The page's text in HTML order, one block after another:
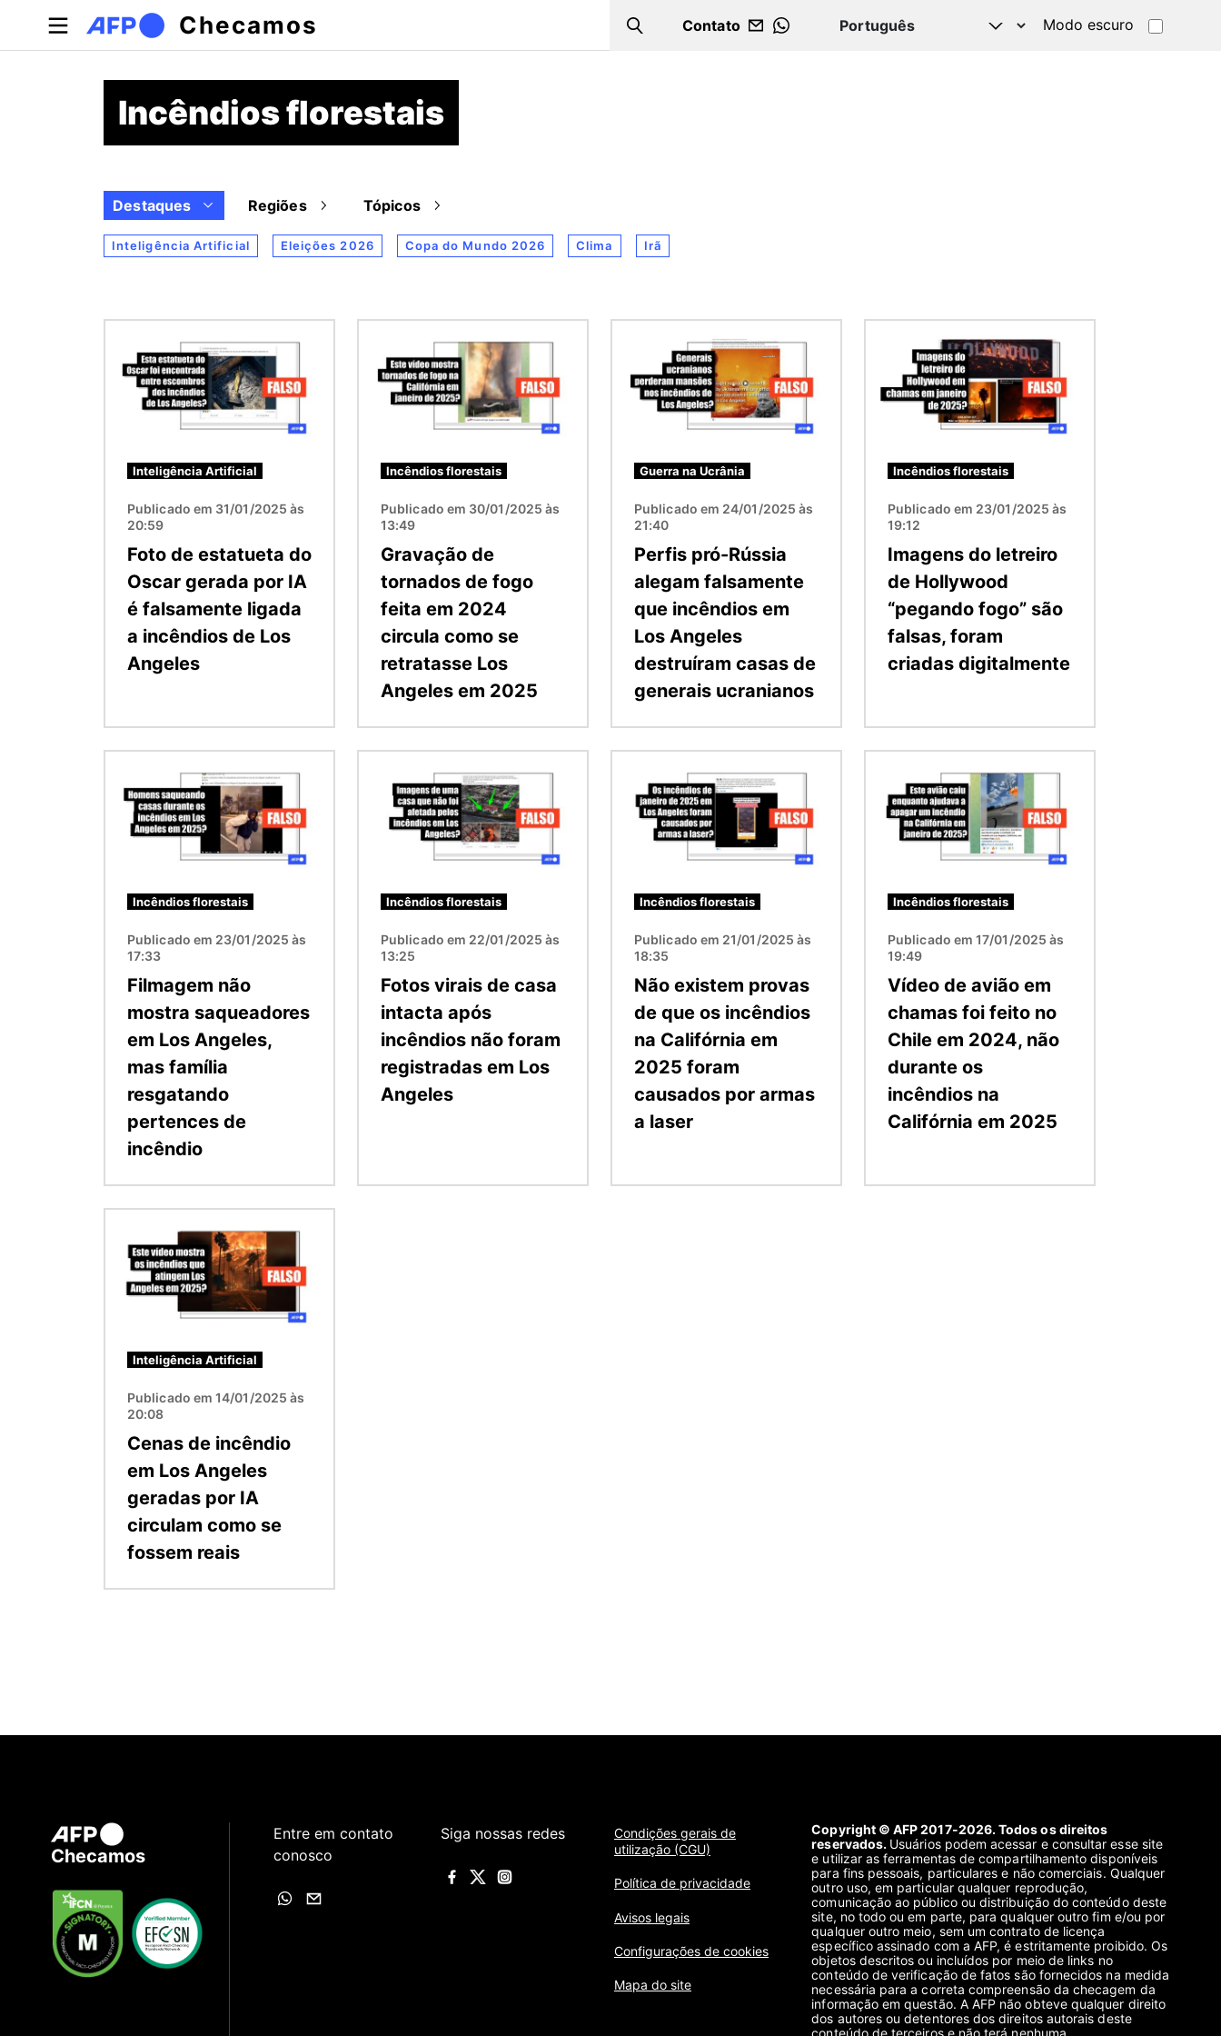
Pular para o conteúdo principal
Checamos Search
Contato
WHATSAPP
Modo escuro
Incêndios florestais
Destaques Regiões Tópicos
Inteligência Artificial Eleições 2026 Copa do Mundo 2026 Clima Irã
Inteligência Artificial
Publicado em 31/01/2025 às
20:59
Foto de estatueta do
Oscar gerada por IA
é falsamente ligada
a incêndios de Los
Angeles
Incêndios florestais
Publicado em 30/01/2025 às
13:49
Gravação de
tornados de fogo
feita em 2024
circula como se
retratasse Los
Angeles em 2025
Guerra na Ucrânia
Publicado em 24/01/2025 às
21:40
Perfis pró-Rússia
alegam falsamente
que incêndios em
Los Angeles
destruíram casas de
generais ucranianos
Incêndios florestais
Publicado em 23/01/2025 às
19:12
Imagens do letreiro
de Hollywood
“pegando fogo” são
falsas, foram
criadas digitalmente
Incêndios florestais
Publicado em 23/01/2025 às
17:33
Filmagem não
mostra saqueadores
em Los Angeles,
mas família
resgatando
pertences de
incêndio
Incêndios florestais
Publicado em 22/01/2025 às
13:25
Fotos virais de casa
intacta após
incêndios não foram
registradas em Los
Angeles
Incêndios florestais
Publicado em 21/01/2025 às
18:35
Não existem provas
de que os incêndios
na Califórnia em
2025 foram
causados por armas
a laser
Incêndios florestais
Publicado em 17/01/2025 às
19:49
Vídeo de avião em
chamas foi feito no
Chile em 2024, não
durante os
incêndios na
Califórnia em 2025
Inteligência Artificial
Publicado em 14/01/2025 às
20:08
Cenas de incêndio
em Los Angeles
geradas por IA
circulam como se
fossem reais
Checamos
Entre em contato
conosco
Siga nossas redes
Condições gerais de
utilização (CGU)
Política de privacidade
Avisos legais
Configurações de cookies
Mapa do site
Copyright © AFP 2017-2026. Todos os direitos
reservados. Usuários podem acessar e consultar esse site
e utilizar as ferramentas de compartilhamento disponíveis
para fins pessoais, particulares e não comerciais. Qualquer
outro uso, em particular qualquer reprodução,
comunicação ao público ou distribuição do conteúdo deste
site, no todo ou em parte, para qualquer outro fim e/ou por
qualquer outro meio, sem um contrato de licença
específico assinado com a AFP, é estritamente proibido. Os
objetos descritos ou incluídos por meio de links no
conteúdo de verificação de fatos são fornecidos na medida
necessária para a correta compreensão da checagem da
informação em questão. A AFP não obteve qualquer direito
dos autores ou detentores dos direitos autorais deste
conteúdo de terceiros e não terá nenhuma